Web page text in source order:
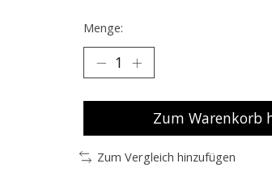
Menge:
Zum Warenkorb
Zum Vergleich hinzufügen